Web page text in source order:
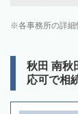
各事務所の詳
秋田 南秋
応可で相